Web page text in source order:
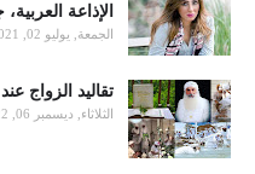
الإذاعة
الجمعة, يوليو 02, 2021
تقاليد الزواج
الثلاثاء, ديسمبر 06, 2022